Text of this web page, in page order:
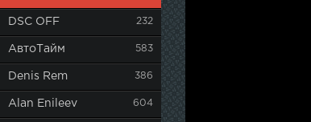
DSC OFF 232
АвтоТайм 583
Denis Rem 386
Alan Enileev 604